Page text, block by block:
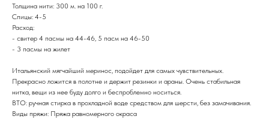
Толщина нити: 300 м. на 100 г.
Спицы: 4-5
Расход:
- свитер 4 пасмы на 44-46, 5 пасм на 46-50
- 3 пасмы на жилет
Итальянский мягчайший меринос, подойдет для самых чувствительных.
Прекрасно ложится в полотне и держит резинки и араны. Очень стабильная
нитка, вещи из нее буду долго и беспроблемно носиться.
ВТО: ручная стирка в прохладной воде средством для шерсти, без замачивания.
Виды пряжи: Пряжа равномерного окраса